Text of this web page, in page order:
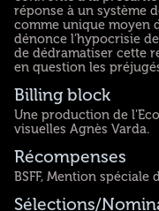
réponse à un système
comme unique moyen
dénonce l’hypocrisie
de dédramatiser cette
en question les
Billing block
Une production de
visuelles Agnès Varda.
Récompenses
BSFF, Mention spéciale
Sélections/